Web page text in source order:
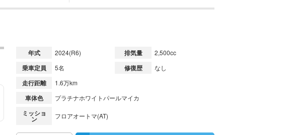
年式 2024(R6) 排気量 2,500cc
乗車定員 5名 修復歴 なし
走行距離 1.6万km
車体色 プラチナホワイトパールマイカ
ミッショ
ン フロアオートマ(AT)